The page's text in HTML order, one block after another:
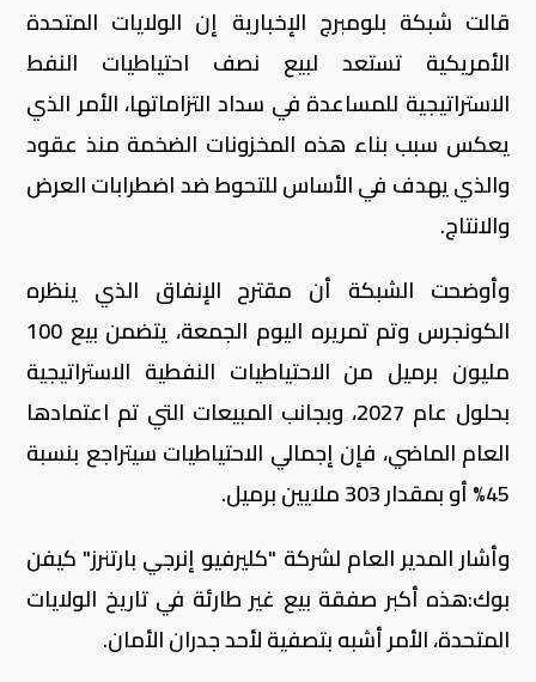
قالت شبكة بلومبرج الإخبارية إن الولايات المتحدة
الأمريكية تستعد لبيع نصف احتياطيات النفط
الاستراتيجية للمساعدة في سداد التزاماتها، الأمر الذي
يعكس سبب بناء هذه المخزونات الضخمة منذ عقود
والذي يهدف في الأساس للتحوط ضد اضطرابات العرض
والانتاج.
وأوضحت الشبكة أن مقترح الإنفاق الذي ينظره
الكونجرس وتم تمريره اليوم الجمعة، يتضمن بيع 100
مليون برميل من الاحتياطيات النفطية الاستراتيجية
بحلول عام 2027، وبجانب المبيعات التي تم اعتمادها
العام الماضي، فإن إجمالي الاحتياطيات سيتراجع بنسبة
45% أو بمقدار 303 ملايين برميل.
وأشار المدير العام لشركة "كليرفيو إنرجي بارتنرز" كيفن
بوك:هذه أكبر صفقة بيع غير طارئة في تاريخ الولايات
المتحدة، الأمر أشبه بتصفية لأحد جدران الأمان.